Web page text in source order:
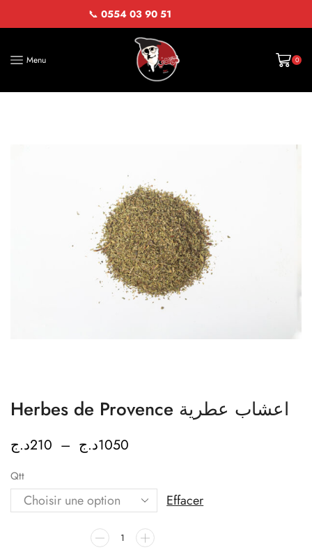
📞 0554 03 90 51
Menu 0
Herbes de Provence اعشاب عطرية
210د.ج – 1050د.ج
Qtt
Effacer